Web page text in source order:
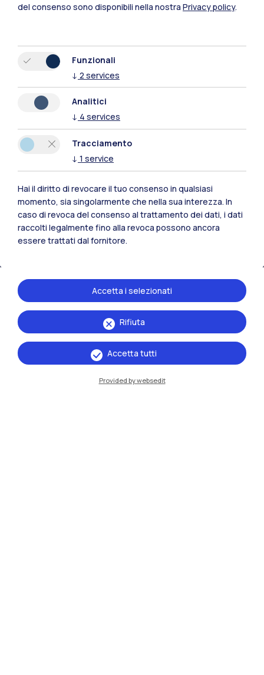
Polimi Community
Tutti i siti dell’ecosistema
Residenze Frontiere
del consenso sono disponibili nella nostra Privacy policy.
Funzionali
↓ 2 services
Analitici
↓ 4 services
Tracciamento
↓ 1 service
Hai il diritto di revocare il tuo consenso in qualsiasi
momento, sia singolarmente che nella sua interezza. In
caso di revoca del consenso al trattamento dei dati, i dati
raccolti legalmente fino alla revoca possono ancora
essere trattati dal fornitore.
Rifiuta
Accetta i selezionati
Accetta tutti
Provided by websedit